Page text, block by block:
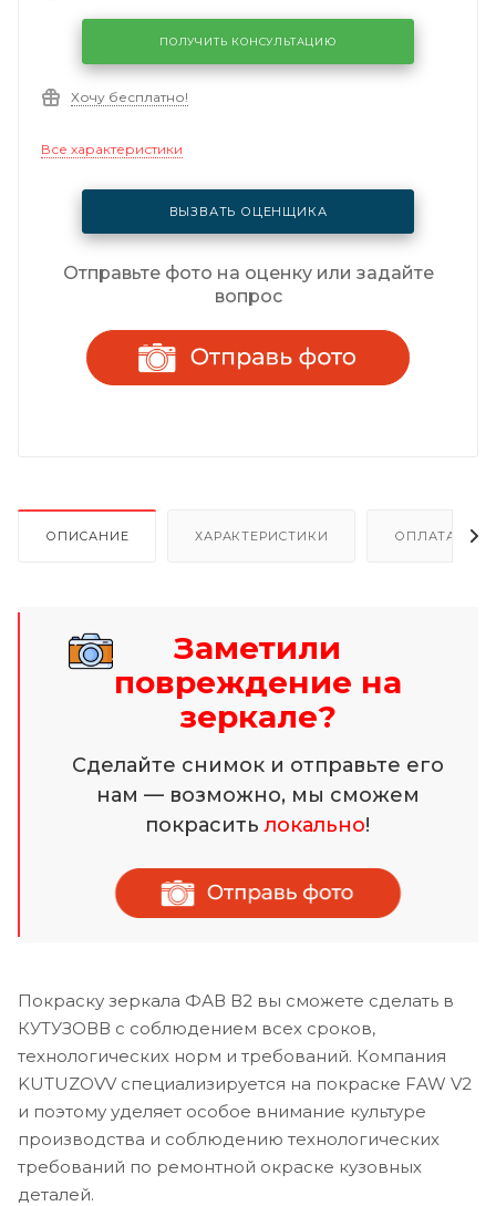
ПОЛУЧИТЬ КОНСУЛЬТАЦИЮ
Хочу бесплатно!
Все характеристики
ВЫЗВАТЬ ОЦЕНЩИКА
Отправьте фото на оценку или задайте
вопрос
ОПИСАНИЕ ХАРАКТЕРИСТИКИ ОПЛАТА И
Заметили
повреждение на
зеркале?
Сделайте снимок и отправьте его
нам — возможно, мы сможем
покраситьлокально!
Покраску зеркала ФАВ В2 вы сможете сделать в
КУТУЗОВВ с соблюдением всех сроков,
технологических норм и требований. Компания
KUTUZOVV специализируется на покраске FAW V2
и поэтому уделяет особое внимание культуре
производства и соблюдению технологических
требований по ремонтной окраске кузовных
деталей.